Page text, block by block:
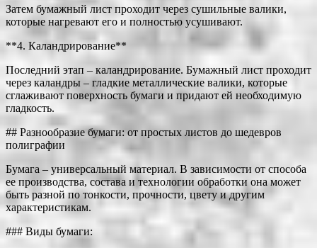
Затем бумажный лист проходит через сушильные валики,
которые нагревают его и полностью усушивают.
**4. Каландрирование**
Последний этап – каландрирование. Бумажный лист проходит
через каландры – гладкие металлические валики, которые
сглаживают поверхность бумаги и придают ей необходимую
гладкость.
## Разнообразие бумаги: от простых листов до шедевров
полиграфии
Бумага – универсальный материал. В зависимости от способа
ее производства, состава и технологии обработки она может
быть разной по тонкости, прочности, цвету и другим
характеристикам.
### Виды бумаги: